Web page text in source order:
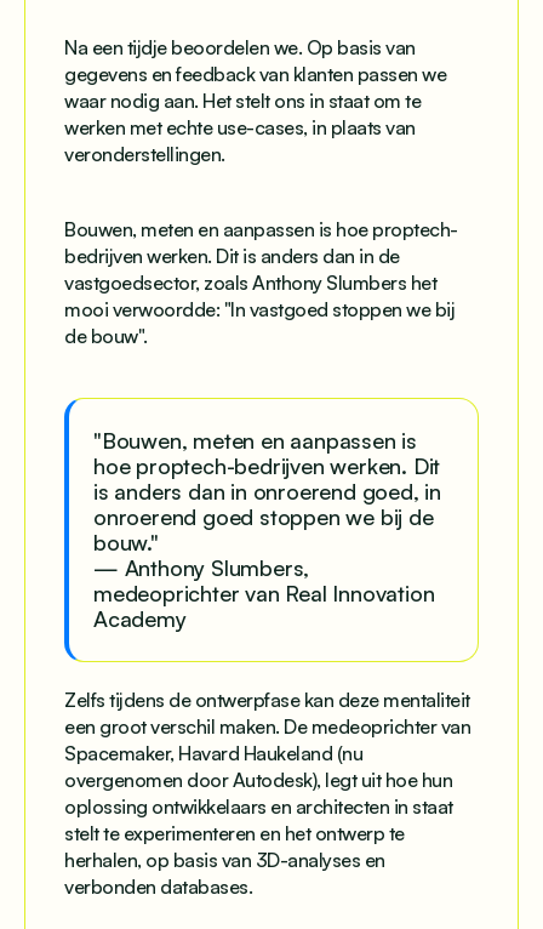
Na een tijdje beoordelen we. Op basis van
gegevens en feedback van klanten passen we
waar nodig aan. Het stelt ons in staat om te
werken met echte use-cases, in plaats van
veronderstellingen.
Bouwen, meten en aanpassen is hoe proptech-
bedrijven werken. Dit is anders dan in de
vastgoedsector, zoals Anthony Slumbers het
mooi verwoordde: "In vastgoed stoppen we bij
de bouw".
"Bouwen, meten en aanpassen is
hoe proptech-bedrijven werken. Dit
is anders dan in onroerend goed, in
onroerend goed stoppen we bij de
bouw."
— Anthony Slumbers,
medeoprichter van Real Innovation
Academy
Zelfs tijdens de ontwerpfase kan deze mentaliteit
een groot verschil maken. De medeoprichter van
Spacemaker, Havard Haukeland (nu
overgenomen door Autodesk), legt uit hoe hun
oplossing ontwikkelaars en architecten in staat
stelt te experimenteren en het ontwerp te
herhalen, op basis van 3D-analyses en
verbonden databases.